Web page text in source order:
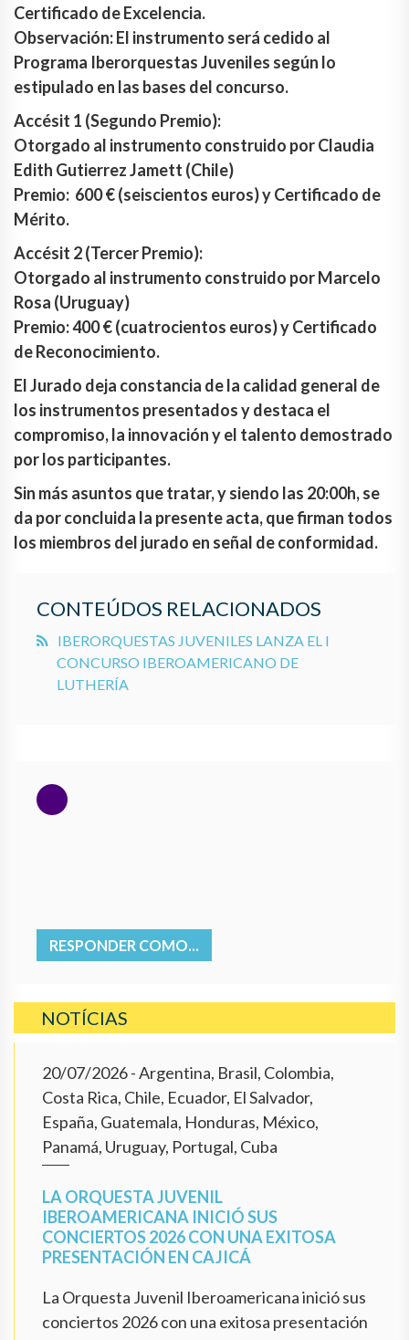
Certificado de Excelencia.
Observación: El instrumento será cedido al
Programa Iberorquestas Juveniles según lo
estipulado en las bases del concurso.
Accésit 1 (Segundo Premio):
Otorgado al instrumento construido por Claudia
Edith Gutierrez Jamett (Chile)
Premio: 600 € (seiscientos euros) y Certificado de
Mérito.
Accésit 2 (Tercer Premio):
Otorgado al instrumento construido por Marcelo
Rosa (Uruguay)
Premio: 400 € (cuatrocientos euros) y Certificado
de Reconocimiento.
El Jurado deja constancia de la calidad general de
los instrumentos presentados y destaca el
compromiso, la innovación y el talento demostrado
por los participantes.
Sin más asuntos que tratar, y siendo las 20:00h, se
da por concluida la presente acta, que firman todos
los miembros del jurado en señal de conformidad.
CONTEÚDOS RELACIONADOS
IBERORQUESTAS JUVENILES LANZA EL I
CONCURSO IBEROAMERICANO DE
LUTHERÍA
RESPONDER COMO...
NOTÍCIAS
20/07/2026- Argentina, Brasil, Colombia,
Costa Rica, Chile, Ecuador, El Salvador,
España, Guatemala, Honduras, México,
Panamá, Uruguay, Portugal, Cuba
LA ORQUESTA JUVENIL
IBEROAMERICANA INICIÓ SUS
CONCIERTOS 2026 CON UNA EXITOSA
PRESENTACIÓN EN CAJICÁ
La Orquesta Juvenil Iberoamericana inició sus
conciertos 2026 con una exitosa presentación